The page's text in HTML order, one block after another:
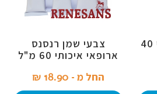
סט צבעי שמן מדיסי 40
צבעי שמן רנסנס
ארופאי איכותי 60 מ"ל
החל מ - 18.90 ₪‎